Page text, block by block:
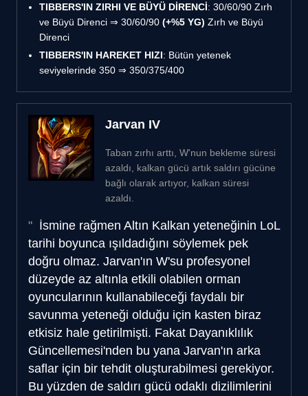
TIBBERS'IN ZIRHI VE BÜYÜ DİRENCİ: 30/60/90 Zırh
ve Büyü Direnci ⇒ 30/60/90 (+%5 YG) Zırh ve Büyü
Direnci
TIBBERS'IN HAREKET HIZI: Bütün yetenek
seviyelerinde 350 ⇒ 350/375/400
Jarvan IV
Taban zırhı arttı, W'nun bekleme süresi
azaldı, kalkan gücü artık saldırı gücüne
bağlı olarak artıyor, kalkan süresi
azaldı.
İsmine rağmen Altın Kalkan yeteneğinin LoL
tarihi boyunca ışıldadığını söylemek pek
doğru olmaz. Jarvan'ın W'su profesyonel
düzeyde az altınla etkili olabilen orman
oyuncularının kullanabileceği faydalı bir
savunma yeteneği olduğu için kasten biraz
etkisiz hale getirilmişti. Fakat Dayanıklılık
Güncellemesi'nden bu yana Jarvan'ın arka
saflar için bir tehdit oluşturabilmesi gerekiyor.
Bu yüzden de saldırı gücü odaklı dizilimlerini